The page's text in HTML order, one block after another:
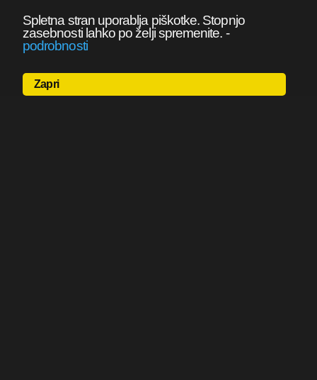
Spletna stran uporablja piškotke. Stopnjo
zasebnosti lahko po želji spremenite. -
podrobnosti
Zapri